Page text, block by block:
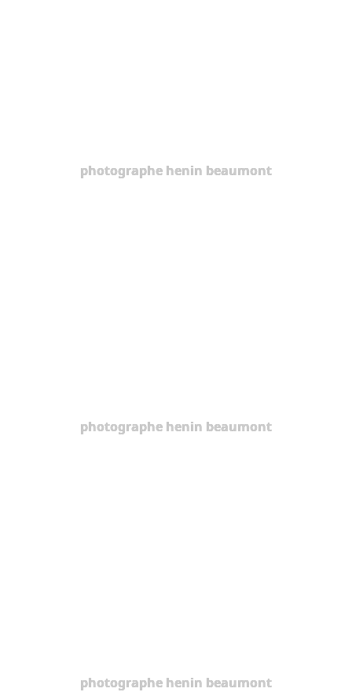
photographe henin beaumont
photographe henin beaumont
photographe henin beaumont